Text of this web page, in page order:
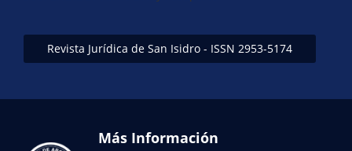
Revista Jurídica de San Isidro - ISSN 2953-5174
Más Información